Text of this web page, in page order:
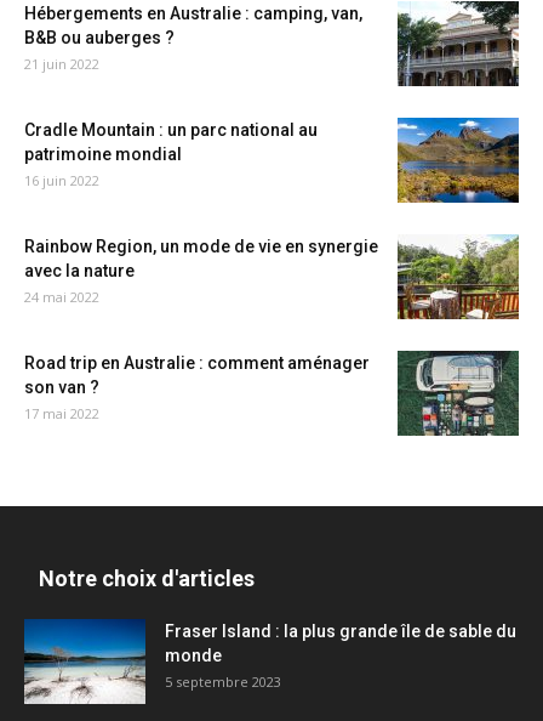
Hébergements en Australie : camping, van,
B&B ou auberges ?
21 juin 2022
Cradle Mountain : un parc national au
patrimoine mondial
16 juin 2022
Rainbow Region, un mode de vie en synergie
avec la nature
24 mai 2022
Road trip en Australie : comment aménager
son van ?
17 mai 2022
Notre choix d'articles
Fraser Island : la plus grande île de sable du
monde
5 septembre 2023